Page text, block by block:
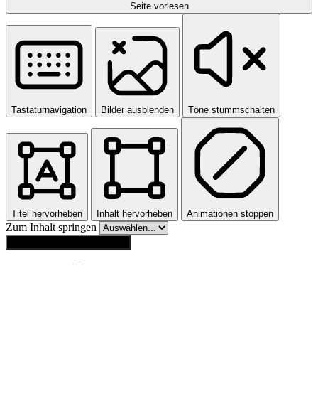
Seite vorlesen
Tastaturnavigation Bilder ausblenden Töne stummschalten
Titel hervorheben Inhalt hervorheben Animationen stoppen
Zum Inhalt springen